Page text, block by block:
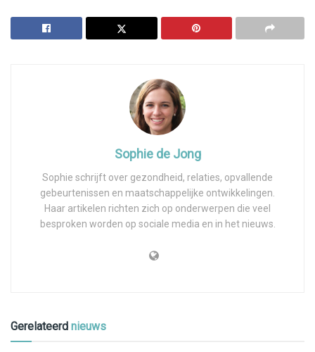
Sophie de Jong
Sophie schrijft over gezondheid, relaties, opvallende
gebeurtenissen en maatschappelijke ontwikkelingen.
Haar artikelen richten zich op onderwerpen die veel
besproken worden op sociale media en in het nieuws.
Gerelateerd nieuws